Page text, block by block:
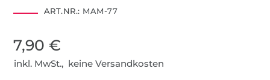
ART.NR.: MAM-77
7,90 €
inkl. MwSt., keine Versandkosten